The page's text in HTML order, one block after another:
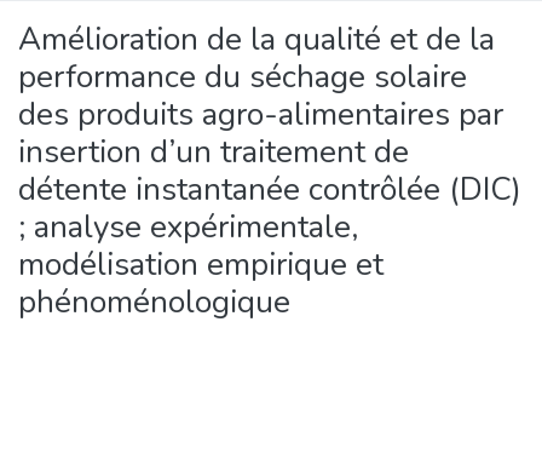
Amélioration de la qualité et de la
performance du séchage solaire
des produits agro-alimentaires par
insertion d’un traitement de
détente instantanée contrôlée (DIC)
; analyse expérimentale,
modélisation empirique et
phénoménologique